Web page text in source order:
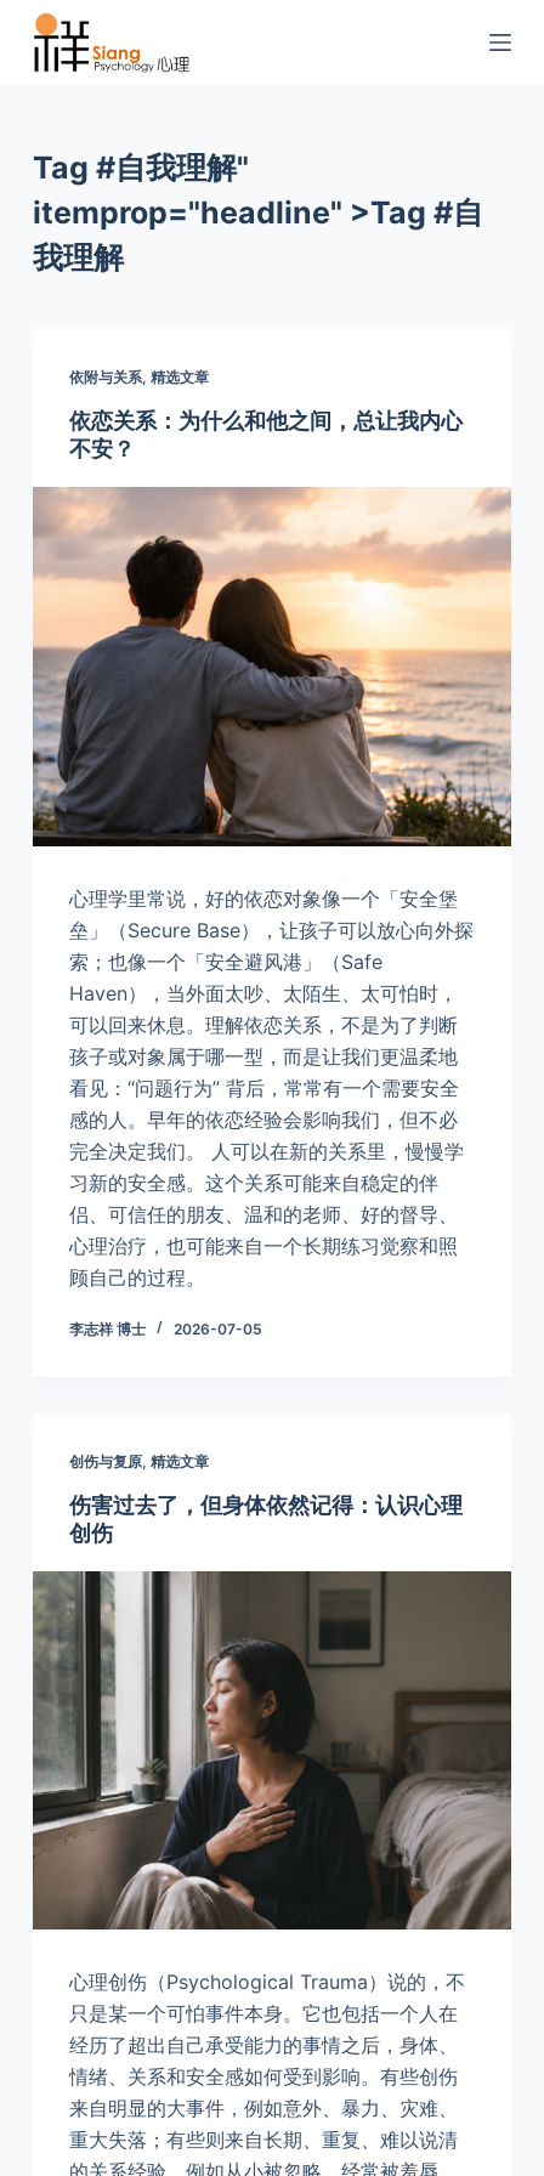
S
c
o
Tag #自我理解"
itemprop="headline" >Tag #自
我理解
依附与关系, 精选文章
依恋关系：为什么和他之间，总让我内心
不安？
心理学里常说，好的依恋对象像一个「安全堡
垒」（Secure Base），让孩子可以放心向外探
索；也像一个「安全避风港」（Safe
Haven），当外面太吵、太陌生、太可怕时，
可以回来休息。理解依恋关系，不是为了判断
孩子或对象属于哪一型，而是让我们更温柔地
看见：“问题行为” 背后，常常有一个需要安全
感的人。早年的依恋经验会影响我们，但不必
完全决定我们。 人可以在新的关系里，慢慢学
习新的安全感。这个关系可能来自稳定的伴
侣、可信任的朋友、温和的老师、好的督导、
心理治疗，也可能来自一个长期练习觉察和照
顾自己的过程。
李志祥 博士 2026-07-05
创伤与复原, 精选文章
伤害过去了，但身体依然记得：认识心理
创伤
心理创伤（Psychological Trauma）说的，不
只是某一个可怕事件本身。它也包括一个人在
经历了超出自己承受能力的事情之后，身体、
情绪、关系和安全感如何受到影响。有些创伤
来自明显的大事件，例如意外、暴力、灾难、
重大失落；有些则来自长期、重复、难以说清